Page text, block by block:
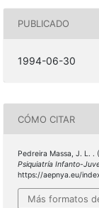
PUBLICADO
1994-06-30
CÓMO CITAR
Pedreira Massa, J. L.
Psiquiatría Infanto-
https://aepnya.eu/
Más formatos